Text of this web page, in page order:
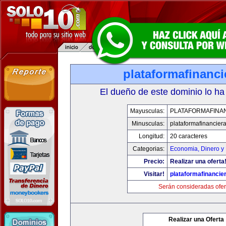
El dueño de este dominio lo
Mayusculas:
Minusculas:
Longitud:
20 caracteres
Categorias:
Economia, Dinero y
Precio:
Realizar una oferta!
Visitar!
Serán consideradas
Realizar una Oferta